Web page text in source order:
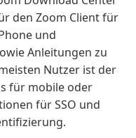
den Zoom Client für
und
Anleitungen zu
Nutzer ist der
für mobile oder
für SSO und